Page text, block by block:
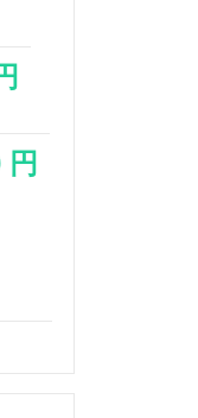
出口
線）
円